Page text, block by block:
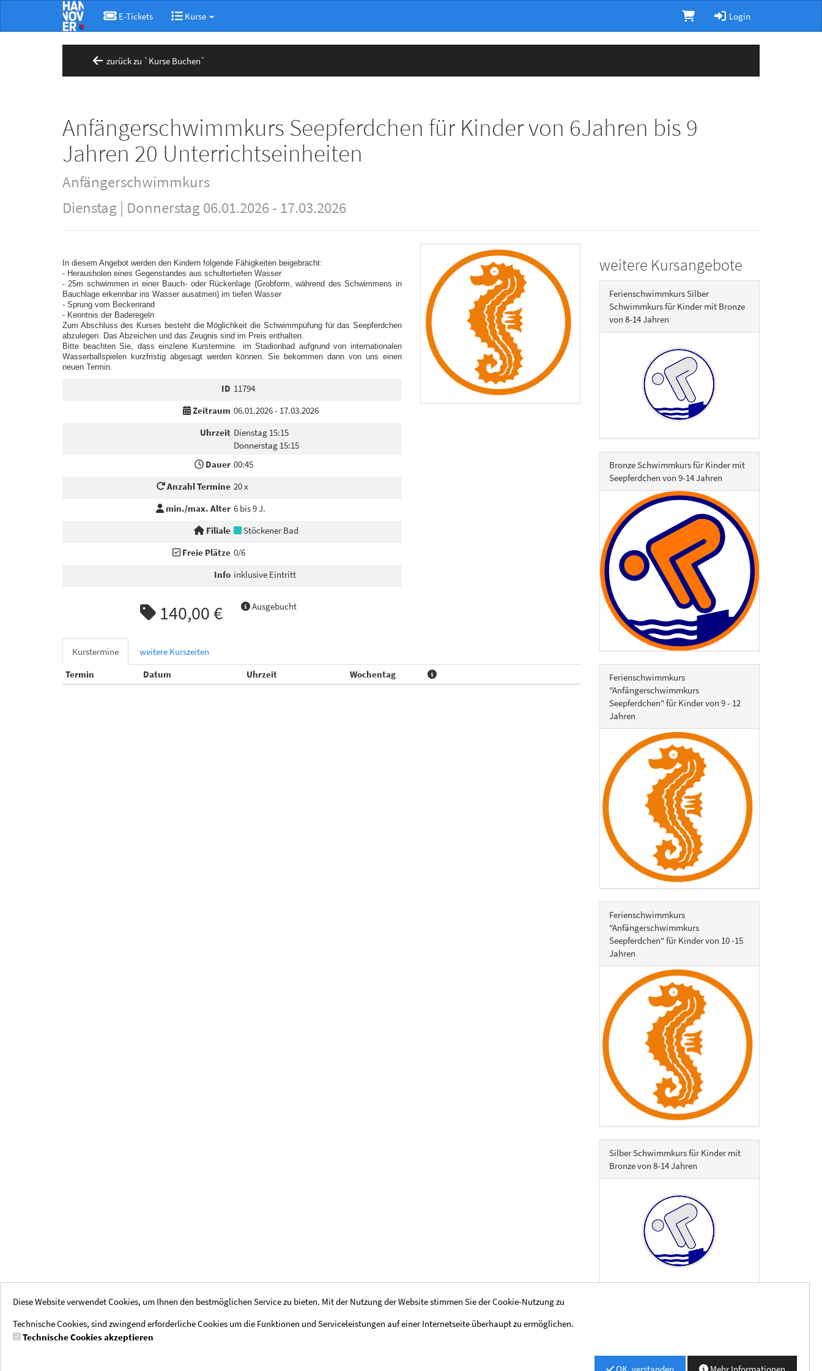
E-Tickets Kurse Login
zurück zu `Kurse Buchen`
Anfängerschwimmkurs Seepferdchen für Kinder von 6Jahren bis 9
Jahren 20 Unterrichtseinheiten
Anfängerschwimmkurs
Dienstag | Donnerstag 06.01.2026 - 17.03.2026
In diesem Angebot werden den Kindern folgende Fähigkeiten beigebracht:
- Herausholen eines Gegenstandes aus schultertiefen Wasser
- 25m schwimmen in einer Bauch- oder Rückenlage (Grobform, während des Schwimmens in
Bauchlage erkennbar ins Wasser ausatmen) im tiefen Wasser
- Sprung vom Beckenrand
- Kenntnis der Baderegeln
Zum Abschluss des Kurses besteht die Möglichkeit die Schwimmpüfung für das Seepferdchen
abzulegen. Das Abzeichen und das Zeugnis sind im Preis enthalten.
Bitte beachten Sie, dass einzlene Kurstermine im Stadionbad aufgrund von internationalen
Wasserballspielen kurzfristig abgesagt werden können. Sie bekommen dann von uns einen
neuen Termin.
ID 11794
Zeitraum 06.01.2026 - 17.03.2026
Uhrzeit Dienstag 15:15
Donnerstag 15:15
Dauer 00:45
Anzahl Termine 20 x
min./max. Alter 6 bis 9 J.
Filiale
Stöckener Bad
Freie Plätze 0/6
Info inklusive Eintritt
140,00 € Ausgebucht
Kurstermine
weitere Kurszeiten
Termin
Datum Uhrzeit Wochentag
weitere Kursangebote
Ferienschwimmkurs Silber
Schwimmkurs für Kinder mit Bronze
von 8-14 Jahren
Bronze Schwimmkurs für Kinder mit
Seepferdchen von 9-14 Jahren
Ferienschwimmkurs
"Anfängerschwimmkurs
Seepferdchen" für Kinder von 9 - 12
Jahren
Ferienschwimmkurs
"Anfängerschwimmkurs
Seepferdchen" für Kinder von 10 -15
Jahren
Silber Schwimmkurs für Kinder mit
Bronze von 8-14 Jahren
Rechtliche Hinweise
Impressum
Diese Website verwendet Cookies, um Ihnen den bestmöglichen Service zu bieten. Mit der Nutzung der Website stimmen Sie der Cookie-Nutzung zu
Technische Cookies, sind zwingend erforderliche Cookies um die Funktionen und Serviceleistungen auf einer Internetseite überhaupt zu ermöglichen.
Technische Cookies akzeptieren